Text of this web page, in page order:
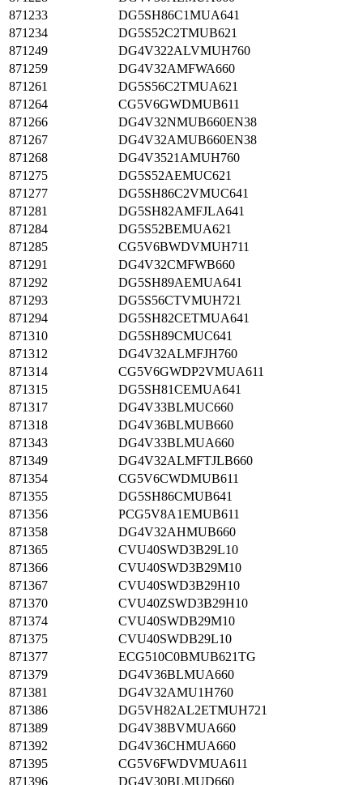
871233
DG5SH86C1MUA641
871234
DG5S52C2TMUB621
871249
DG4V322ALVMUH760
871259
DG4V32AMFWA660
871261
DG5S56C2TMUA621
871264
CG5V6GWDMUB611
871266
DG4V32NMUB660EN38
871267
DG4V32AMUB660EN38
871268
DG4V3521AMUH760
871275
DG5S52AEMUC621
871277
DG5SH86C2VMUC641
871281
DG5SH82AMFJLA641
871284
DG5S52BEMUA621
871285
CG5V6BWDVMUH711
871291
DG4V32CMFWB660
871292
DG5SH89AEMUA641
871293
DG5S56CTVMUH721
871294
DG5SH82CETMUA641
871310
DG5SH89CMUC641
871312
DG4V32ALMFJH760
871314
CG5V6GWDP2VMUA611
871315
DG5SH81CEMUA641
871317
DG4V33BLMUC660
871318
DG4V36BLMUB660
871343
DG4V33BLMUA660
871349
DG4V32ALMFTJLB660
871354
CG5V6CWDMUB611
871355
DG5SH86CMUB641
871356
PCG5V8A1EMUB611
871358
DG4V32AHMUB660
871365
CVU40SWD3B29L10
871366
CVU40SWD3B29M10
871367
CVU40SWD3B29H10
871370
CVU40ZSWD3B29H10
871374
CVU40SWDB29M10
871375
CVU40SWDB29L10
871377
ECG510C0BMUB621TG
871379
DG4V36BLMUA660
871381
DG4V32AMU1H760
871386
DG5VH82AL2ETMUH721
871389
DG4V38BVMUA660
871392
DG4V36CHMUA660
871395
CG5V6FWDVMUA611
871396
DG4V30BLMUD660